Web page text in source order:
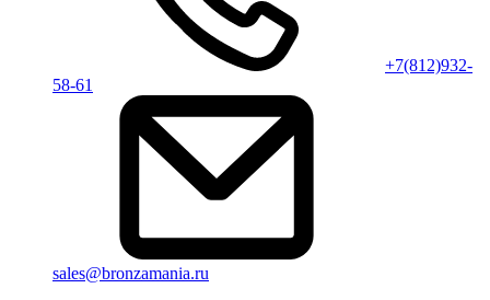
+7(812)932-
58-61
sales@bronzamania.ru